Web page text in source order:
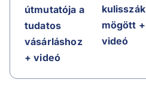
útmutatója a
tudatos
vásárláshoz
+ videó
kulisszák
mögött +
videó